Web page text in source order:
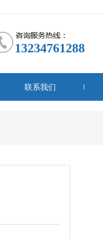
13234761288
联系我们